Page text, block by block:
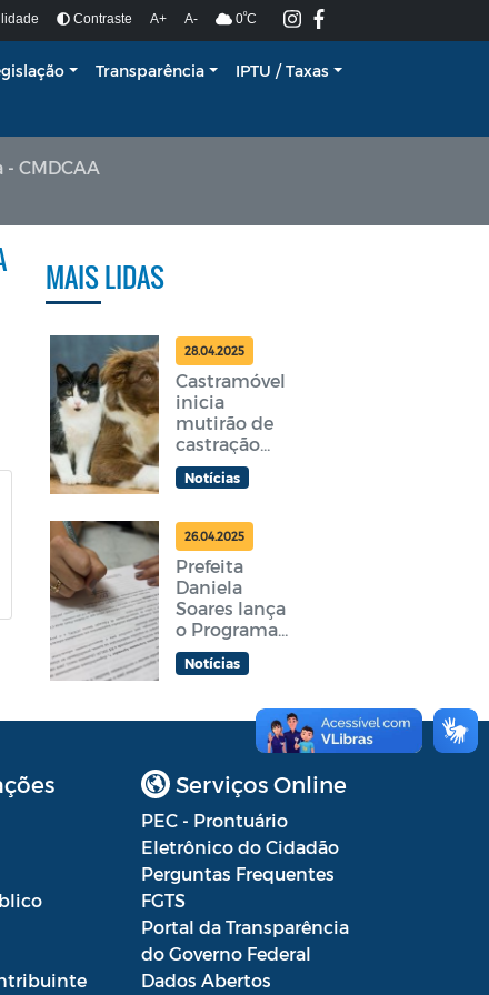
Contraste A+ A- 0ºC
Transparência IPTU / Taxas
CMDCAA
MAIS LIDAS
28.04.2025
Castramóvel
inicia
mutirão de
castração
gratuita em
Araruama
feira
Notícias
26.04.2025
Prefeita
Daniela
Soares lança
o Programa
Araruama
Aprender +
Notícias
Serviços Online
PEC - Prontuário
Eletrônico do Cidadão
Perguntas Frequentes
FGTS
Portal da Transparência
do Governo Federal
Dados Abertos